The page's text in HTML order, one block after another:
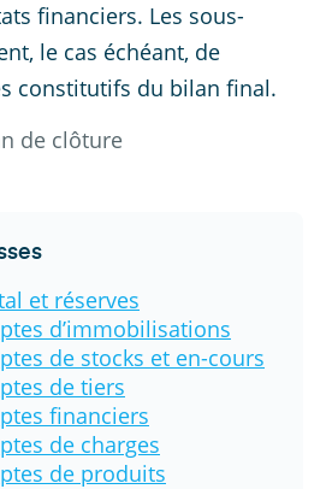
financiers. Les sous-
le cas échéant, de
constitutifs du bilan final.
de clôture
et réserves
d’immobilisations
de stocks et en-cours
de tiers
financiers
de charges
de produits